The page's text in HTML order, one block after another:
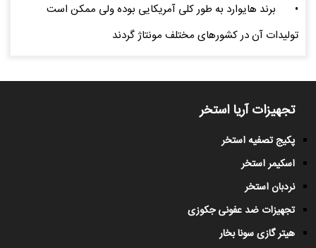
•
برند هایوارد به طور کلی آمریکایی بوده ولی ممکن است
تولیدات آن در کشورهای مختلف مونتاژ گردند
تجهیزات آریا استخر
پکیج تصفیه استخر
اسکیمر استخر
نردبان استخر
تجهیزات ضد عفونی جکوزی
هیتر گازی سونا بخار